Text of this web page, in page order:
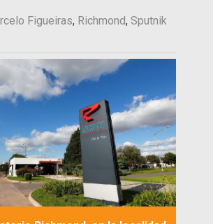
Figueiras, Richmond,Sputnik